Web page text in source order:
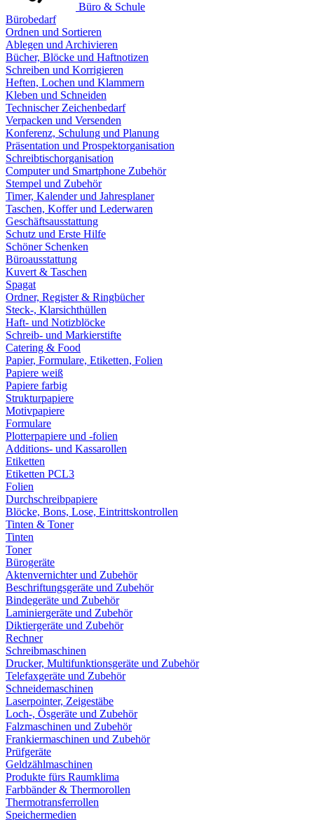
Büro & Schule
Bürobedarf
Ordnen und Sortieren
Ablegen und Archivieren
Bücher, Blöcke und Haftnotizen
Schreiben und Korrigieren
Heften, Lochen und Klammern
Kleben und Schneiden
Technischer Zeichenbedarf
Verpacken und Versenden
Konferenz, Schulung und Planung
Präsentation und Prospektorganisation
Schreibtischorganisation
Computer und Smartphone Zubehör
Stempel und Zubehör
Timer, Kalender und Jahresplaner
Taschen, Koffer und Lederwaren
Geschäftsausstattung
Schutz und Erste Hilfe
Schöner Schenken
Büroausstattung
Kuvert & Taschen
Spagat
Ordner, Register & Ringbücher
Steck-, Klarsichthüllen
Haft- und Notizblöcke
Schreib- und Markierstifte
Catering & Food
Papier, Formulare, Etiketten, Folien
Papiere weiß
Papiere farbig
Strukturpapiere
Motivpapiere
Formulare
Plotterpapiere und -folien
Additions- und Kassarollen
Etiketten
Etiketten PCL3
Folien
Durchschreibpapiere
Blöcke, Bons, Lose, Eintrittskontrollen
Tinten & Toner
Tinten
Toner
Bürogeräte
Aktenvernichter und Zubehör
Beschriftungsgeräte und Zubehör
Bindegeräte und Zubehör
Laminiergeräte und Zubehör
Diktiergeräte und Zubehör
Rechner
Schreibmaschinen
Drucker, Multifunktionsgeräte und Zubehör
Telefaxgeräte und Zubehör
Schneidemaschinen
Laserpointer, Zeigestäbe
Loch-, Ösgeräte und Zubehör
Falzmaschinen und Zubehör
Frankiermaschinen und Zubehör
Prüfgeräte
Geldzählmaschinen
Produkte fürs Raumklima
Farbbänder & Thermorollen
Thermotransferrollen
Speichermedien